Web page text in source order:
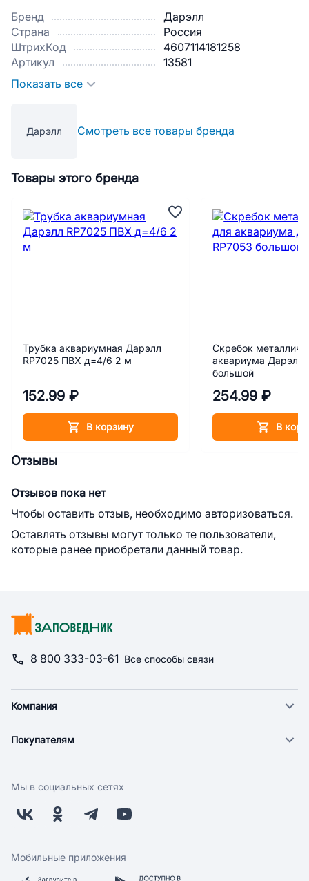
Бренд
Дарэлл
Страна
Россия
ШтрихКод
4607114181258
Артикул
13581
Показать все
Дарэлл Смотреть все товары бренда
Товары этого бренда
Трубка аквариумная Дарэлл
RP7025 ПВХ д=4/6 2 м
152.99 ₽
В корзину
Скребок
аквариума Дарэлл
большой
254.99 ₽
В
Отзывы
Отзывов пока нет
Чтобы оставить отзыв, необходимо авторизоваться.
Оставлять отзывы могут только те пользователи,
которые ранее приобретали данный товар.
8 800 333-03-61 Все способы связи
Компания
Новости
Поставщикам
Заводчикам
Обратная связь
Покупателям
Оплата
Бонусная программа
Скидки и акции
Мы в социальных сетях
Мобильные приложения